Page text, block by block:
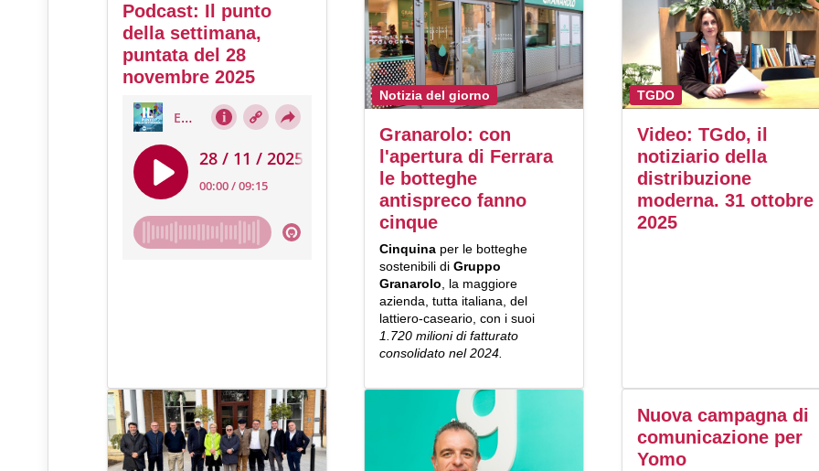
Podcast: Il punto
della settimana,
puntata del 28
novembre 2025
Notizia del giorno
Granarolo: con
l'apertura di Ferrara
le botteghe
antispreco fanno
cinque
Cinquina per le botteghe
sostenibili di Gruppo
Granarolo , la maggiore
azienda, tutta italiana, del
lattiero-caseario, con i suoi
1.720 milioni di fatturato
consolidato nel 2024.
TGDO
Video: TGdo, il
notiziario della
distribuzione
moderna. 31 ottobre
2025
Nuova campagna di
comunicazione per
Yomo